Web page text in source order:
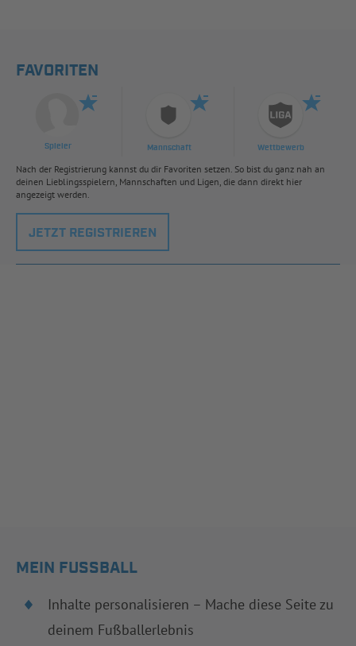
FAVORITEN
Spieler Mannschaft Wettbewerb
Nach der Registrierung kannst du dir Favoriten setzen. So bist du ganz nah an
deinen Lieblingsspielern, Mannschaften und Ligen, die dann direkt hier
angezeigt werden.
JETZT REGISTRIEREN
MEIN FUSSBALL
Inhalte personalisieren – Mache diese Seite zu
deinem Fußballerlebnis